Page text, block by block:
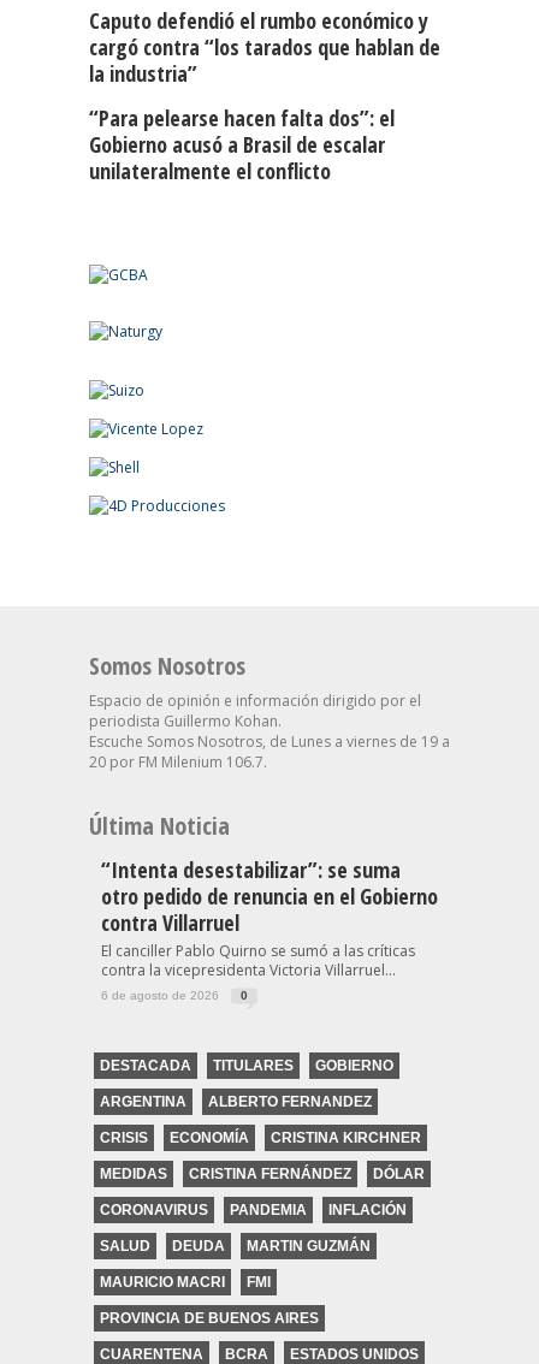
Caputo defendió el rumbo económico y
cargó contra “los tarados que hablan de
la industria”
“Para pelearse hacen falta dos”: el
Gobierno acusó a Brasil de escalar
unilateralmente el conflicto
Somos Nosotros
Espacio de opinión e información dirigido por el
periodista Guillermo Kohan.
Escuche Somos Nosotros, de Lunes a viernes de 19 a
20 por FM Milenium 106.7.
Última Noticia
“Intenta desestabilizar”: se suma
otro pedido de renuncia en el Gobierno
contra Villarruel
El canciller Pablo Quirno se sumó a las críticas
contra la vicepresidenta Victoria Villarruel...
6 de agosto de 2026 0
DESTACADA TITULARES GOBIERNO
ARGENTINA ALBERTO FERNANDEZ
CRISIS ECONOMÍA CRISTINA KIRCHNER
MEDIDAS CRISTINA FERNÁNDEZ DÓLAR
CORONAVIRUS PANDEMIA INFLACIÓN
SALUD DEUDA MARTIN GUZMÁN
MAURICIO MACRI FMI
PROVINCIA DE BUENOS AIRES
CUARENTENA BCRA ESTADOS UNIDOS